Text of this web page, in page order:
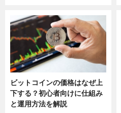
ビットコインの価格はなぜ上
下する？初心者向けに仕組み
と運用方法を解説